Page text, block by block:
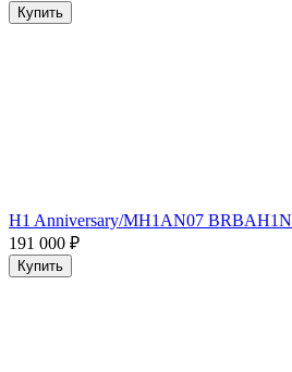
Купить
H1 Anniversary/MH1AN07 BRBAH1N
191 000 ₽
Купить